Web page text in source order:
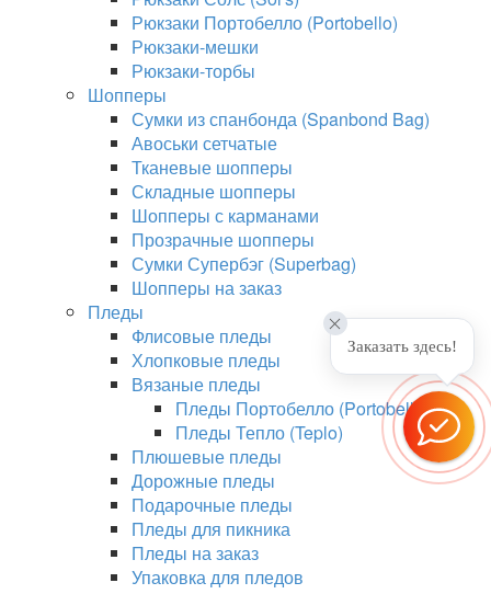
Рюкзаки Портобелло (Portobello)
Рюкзаки-мешки
Рюкзаки-торбы
Шопперы
Сумки из спанбонда (Spanbond Bag)
Авоськи сетчатые
Тканевые шопперы
Складные шопперы
Шопперы с карманами
Прозрачные шопперы
Сумки Супербэг (Superbag)
Шопперы на заказ
Пледы
Флисовые пледы
Хлопковые пледы
Вязаные пледы
Пледы Портобелло (Portobello)
Пледы Тепло (Teplo)
Плюшевые пледы
Дорожные пледы
Подарочные пледы
Пледы для пикника
Пледы на заказ
Упаковка для пледов
Заказать здесь!